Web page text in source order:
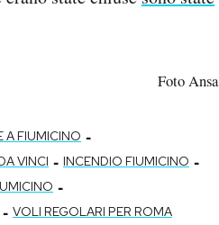
Foto Ansa
A FIUMICINO -
VINCI - INCENDIO FIUMICINO -
-
- VOLI REGOLARI PER ROMA